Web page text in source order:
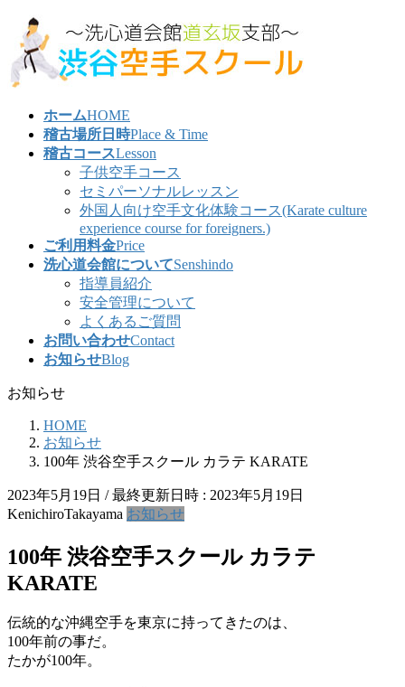
ン
テ
ン
ビ
ゲ
ー
ホームHOME
稽古場所日時Place & Time
稽古コースLesson
子供空手コース
セミパーソナルレッスン
外国人向け空手文化体験コース(Karate culture
experience course for foreigners.)
ご利用料金Price
洗心道会館についてSenshindo
指導員紹介
安全管理について
よくあるご質問
お問い合わせContact
お知らせBlog
お知らせ
HOME
お知らせ
100年 渋谷空手スクール カラテ KARATE
2023年5月19日 / 最終更新日時 : 2023年5月19日
KenichiroTakayama お知らせ
100年 渋谷空手スクール カラテ
KARATE
伝統的な沖縄空手を東京に持ってきたのは、
100年前の事だ。
たかが100年。